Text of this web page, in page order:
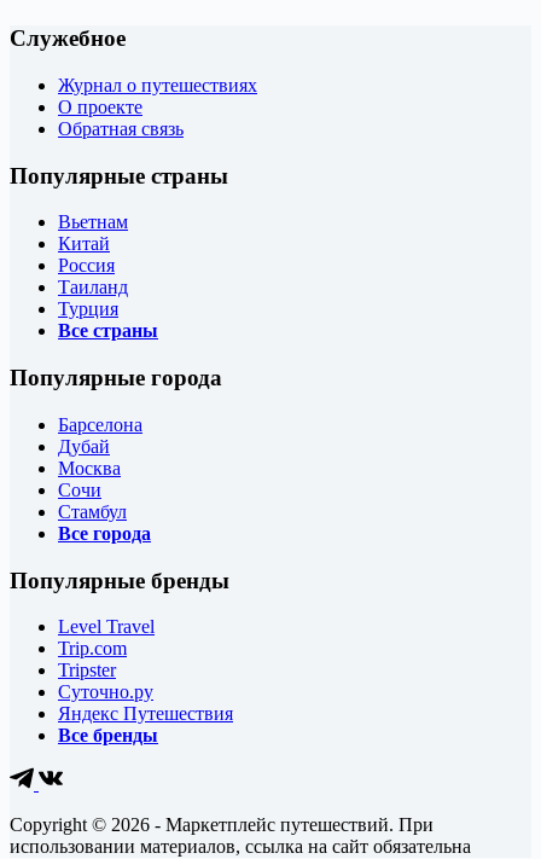
Служебное
Журнал о путешествиях
О проекте
Обратная связь
Популярные страны
Вьетнам
Китай
Россия
Таиланд
Турция
Все страны
Популярные города
Барселона
Дубай
Москва
Сочи
Стамбул
Все города
Популярные бренды
Level Travel
Trip.com
Tripster
Суточно.ру
Яндекс Путешествия
Все бренды
Copyright © 2026 - Маркетплейс путешествий. При
использовании материалов, ссылка на сайт обязательна